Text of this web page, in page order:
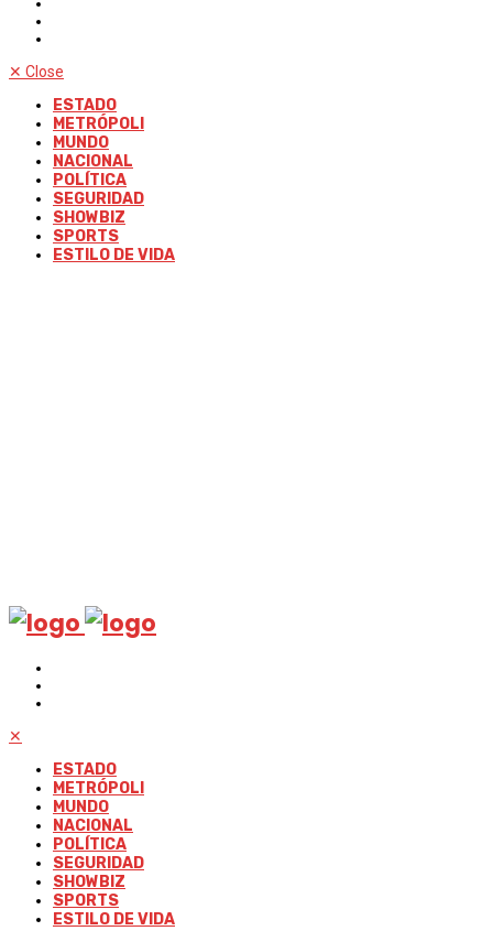
✕ Close
ESTADO
METRÓPOLI
MUNDO
NACIONAL
POLÍTICA
SEGURIDAD
SHOWBIZ
SPORTS
ESTILO DE VIDA
✕
ESTADO
METRÓPOLI
MUNDO
NACIONAL
POLÍTICA
SEGURIDAD
SHOWBIZ
SPORTS
ESTILO DE VIDA